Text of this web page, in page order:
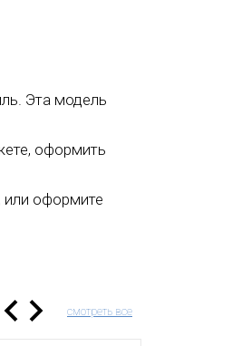
Эта модель
оформить
, или оформите
смотреть все